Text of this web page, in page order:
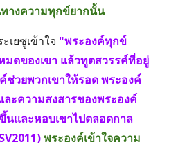
างความทุกข์ยากนั้น
เยซูเข้าใจ "พระองค์ทุกข์
ดของเขา แล้วทูตสวรรค์ที่อยู่
ช่วยพวกเขาให้รอด พระองค์
ละความสงสารของพระองค์
นและหอบเขาไปตลอดกาล
พระองค์เข้าใจความ